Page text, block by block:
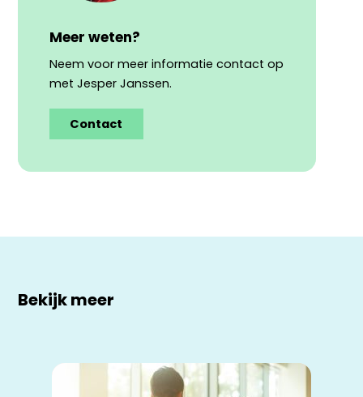
Meer weten?
Neem voor meer informatie contact op
met Jesper Janssen.
Contact
Bekijk meer